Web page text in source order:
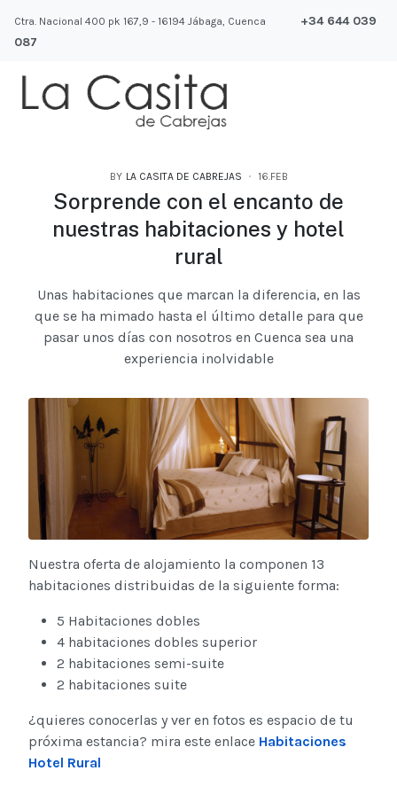
Ctra. Nacional 400 pk 167,9 - 16194 Jábaga, Cuenca +34 644 039
087
BY LA CASITA DE CABREJAS 16.FEB
Sorprende con el encanto de
nuestras habitaciones y hotel
rural
Unas habitaciones que marcan la diferencia, en las
que se ha mimado hasta el último detalle para que
pasar unos días con nosotros en Cuenca sea una
experiencia inolvidable
Nuestra oferta de alojamiento la componen 13
habitaciones distribuidas de la siguiente forma:
5 Habitaciones dobles
4 habitaciones dobles superior
2 habitaciones semi-suite
2 habitaciones suite
¿quieres conocerlas y ver en fotos es espacio de tu
próxima estancia? mira este enlace Habitaciones
Hotel Rural